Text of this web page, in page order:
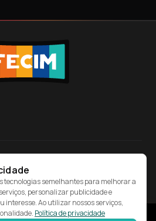
- Festival de TV e Cinema de Muqui |
tecnologias semelhantes para melhorar a
personalizar publicidade e
interesse. Ao utilizar nossos serviços,
Política de privacidade